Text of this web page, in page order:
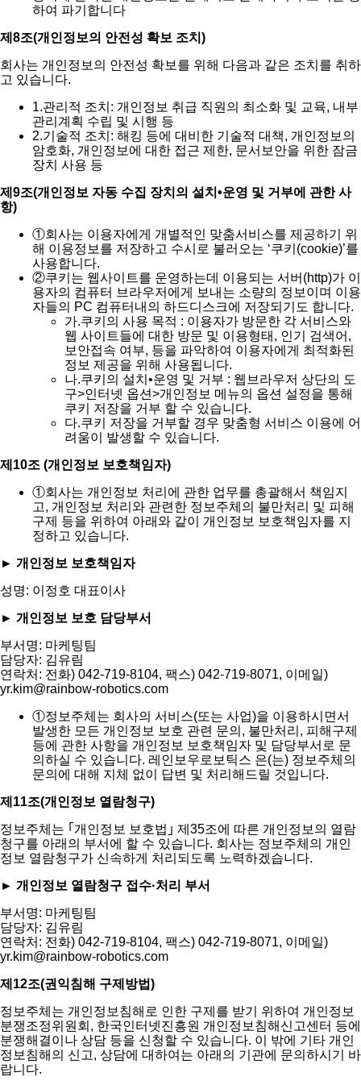
하여 파기합니다
제8조(개인정보의 안전성 확보 조치)
회사는 개인정보의 안전성 확보를 위해 다음과 같은 조치를 취하
고 있습니다.
1.관리적 조치: 개인정보 취급 직원의 최소화 및 교육, 내부
관리계획 수립 및 시행 등
2.기술적 조치: 해킹 등에 대비한 기술적 대책, 개인정보의
암호화, 개인정보에 대한 접근 제한, 문서보안을 위한 잠금
장치 사용 등
제9조(개인정보 자동 수집 장치의 설치•운영 및 거부에 관한 사
항)
①회사는 이용자에게 개별적인 맞춤서비스를 제공하기 위
해 이용정보를 저장하고 수시로 불러오는 ‘쿠키(cookie)’를
사용합니다.
②쿠키는 웹사이트를 운영하는데 이용되는 서버(http)가 이
용자의 컴퓨터 브라우저에게 보내는 소량의 정보이며 이용
자들의 PC 컴퓨터내의 하드디스크에 저장되기도 합니다.
가.쿠키의 사용 목적 : 이용자가 방문한 각 서비스와
웹 사이트들에 대한 방문 및 이용형태, 인기 검색어,
보안접속 여부, 등을 파악하여 이용자에게 최적화된
정보 제공을 위해 사용됩니다.
나.쿠키의 설치•운영 및 거부 : 웹브라우저 상단의 도
구>인터넷 옵션>개인정보 메뉴의 옵션 설정을 통해
쿠키 저장을 거부 할 수 있습니다.
다.쿠키 저장을 거부할 경우 맞춤형 서비스 이용에 어
려움이 발생할 수 있습니다.
제10조 (개인정보 보호책임자)
①회사는 개인정보 처리에 관한 업무를 총괄해서 책임지
고, 개인정보 처리와 관련한 정보주체의 불만처리 및 피해
구제 등을 위하여 아래와 같이 개인정보 보호책임자를 지
정하고 있습니다.
► 개인정보 보호책임자
성명: 이정호 대표이사
► 개인정보 보호 담당부서
부서명: 마케팅팀
담당자: 김유림
연락처: 전화) 042-719-8104, 팩스) 042-719-8071, 이메일)
yr.kim@rainbow-robotics.com
①정보주체는 회사의 서비스(또는 사업)을 이용하시면서
발생한 모든 개인정보 보호 관련 문의, 불만처리, 피해구제
등에 관한 사항을 개인정보 보호책임자 및 담당부서로 문
의하실 수 있습니다. 레인보우로보틱스 은(는) 정보주체의
문의에 대해 지체 없이 답변 및 처리해드릴 것입니다.
제11조(개인정보 열람청구)
정보주체는 ｢개인정보 보호법｣ 제35조에 따른 개인정보의 열람
청구를 아래의 부서에 할 수 있습니다. 회사는 정보주체의 개인
정보 열람청구가 신속하게 처리되도록 노력하겠습니다.
► 개인정보 열람청구 접수·처리 부서
부서명: 마케팅팀
담당자: 김유림
연락처: 전화) 042-719-8104, 팩스) 042-719-8071, 이메일)
yr.kim@rainbow-robotics.com
제12조(권익침해 구제방법)
정보주체는 개인정보침해로 인한 구제를 받기 위하여 개인정보
분쟁조정위원회, 한국인터넷진흥원 개인정보침해신고센터 등에
분쟁해결이나 상담 등을 신청할 수 있습니다. 이 밖에 기타 개인
정보침해의 신고, 상담에 대하여는 아래의 기관에 문의하시기 바
랍니다.